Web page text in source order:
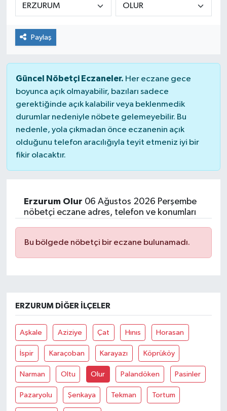
Paylaş
Güncel Nöbetçi Eczaneler. Her eczane gece
boyunca açık olmayabilir, bazıları sadece
gerektiğinde açık kalabilir veya beklenmedik
durumlar nedeniyle nöbete gelemeyebilir. Bu
nedenle, yola çıkmadan önce eczanenin açık
olduğunu telefon aracılığıyla teyit etmeniz iyi bir
fikir olacaktır.
Erzurum Olur 06 Ağustos 2026 Perşembe
nöbetçi eczane adres, telefon ve konumları
Bu bölgede nöbetçi bir eczane bulunamadı.
ERZURUM DIĞER İLÇELER
Aşkale Aziziye Çat Hınıs Horasan
İspir Karaçoban Karayazı Köprüköy
Narman Oltu Olur Palandöken Pasinler
Pazaryolu Şenkaya Tekman Tortum